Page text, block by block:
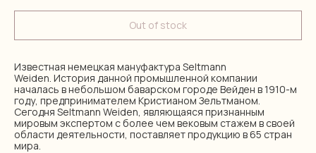
Out of stock
Известная немецкая мануфактура Seltmann
Weiden. История данной промышленной компании
началась в небольшом баварском городе Вейден в 1910-м
году, предпринимателем Кристианом Зельтманом.
Сегодня Seltmann Weiden, являющаяся признанным
мировым экспертом с более чем вековым стажем в своей
области деятельности, поставляет продукцию в 65 стран
мира.